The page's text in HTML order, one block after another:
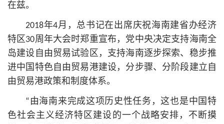
在兹。
2018年4月， 总书记在出席庆祝海南建省办经济
特区30周年大会时郑重宣布，党中央决定支持海南全
岛建设自由贸易试验区，支持海南逐步探索、稳步推
进中国特色自由贸易港建设，分步骤、分阶段建立自
由贸易港政策和制度体系。
“由海南来完成这项历史性任务，这也是中国特
色社会主义经济特区建设的一个战略安排，不断摸